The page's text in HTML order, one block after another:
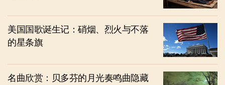
美国国歌诞生记：硝烟、烈火与不落
的星条旗
名曲欣赏：贝多芬的月光奏鸣曲隐藏